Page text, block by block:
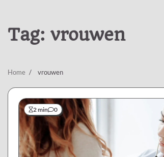
Tag: vrouwen
Home vrouwen
2 min 0